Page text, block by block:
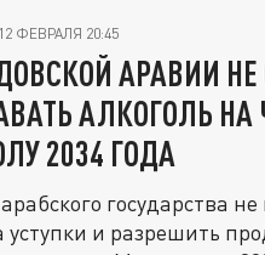
12 ФЕВРАЛЯ 20:45
АРАВИИ НЕ
АЛКОГОЛЬ НА
2034 ГОДА
государства не
уступки и разрешить